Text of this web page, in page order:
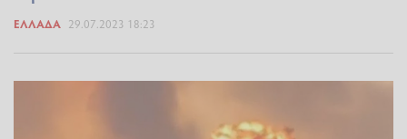
ΕΛΛΆΔΑ 29.07.2023 18:23